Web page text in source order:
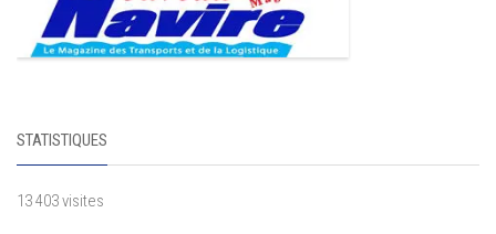
STATISTIQUES
13 403 visites